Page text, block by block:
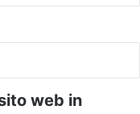
web in